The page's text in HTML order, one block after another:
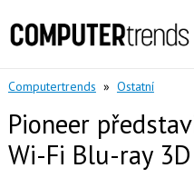
Computertrends » Ostatní
Pioneer
Wi-Fi Blu-ray